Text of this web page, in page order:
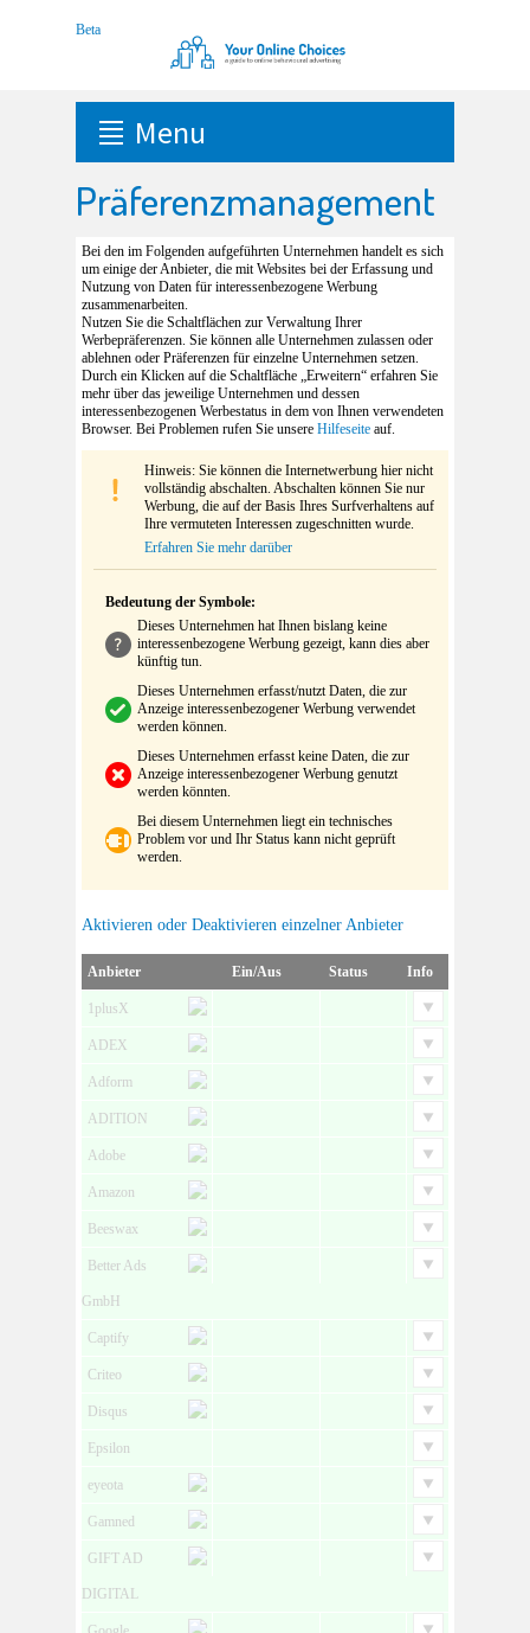
Menu
Präferenzmanagement
Bei den im Folgenden aufgeführten Unternehmen handelt es sich
um einige der Anbieter, die mit Websites bei der Erfassung und
Nutzung von Daten für interessenbezogene Werbung
zusammenarbeiten.
Nutzen Sie die Schaltflächen zur Verwaltung Ihrer
Werbepräferenzen. Sie können alle Unternehmen zulassen oder
ablehnen oder Präferenzen für einzelne Unternehmen setzen.
Durch ein Klicken auf die Schaltfläche „Erweitern“ erfahren Sie
mehr über das jeweilige Unternehmen und dessen
interessenbezogenen Werbestatus in dem von Ihnen verwendeten
Browser. Bei Problemen rufen Sie unsere Hilfeseite auf.
Hinweis: Sie können die Internetwerbung hier nicht
vollständig abschalten. Abschalten können Sie nur
Werbung, die auf der Basis Ihres Surfverhaltens auf
Ihre vermuteten Interessen zugeschnitten wurde.
Erfahren Sie mehr darüber
Bedeutung der Symbole:
Dieses Unternehmen hat Ihnen bislang keine
interessenbezogene Werbung gezeigt, kann dies aber
künftig tun.
Dieses Unternehmen erfasst/nutzt Daten, die zur
Anzeige interessenbezogener Werbung verwendet
werden können.
Dieses Unternehmen erfasst keine Daten, die zur
Anzeige interessenbezogener Werbung genutzt
werden könnten.
Bei diesem Unternehmen liegt ein technisches
Problem vor und Ihr Status kann nicht geprüft
werden.